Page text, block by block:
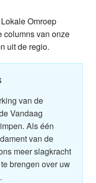
Omroep
columns van onze
uit de regio.
van de
Vandaag
Als één
van de
meer slagkracht
brengen over uw